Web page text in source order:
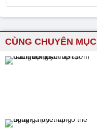
CÙNG CHUYÊN MỤC